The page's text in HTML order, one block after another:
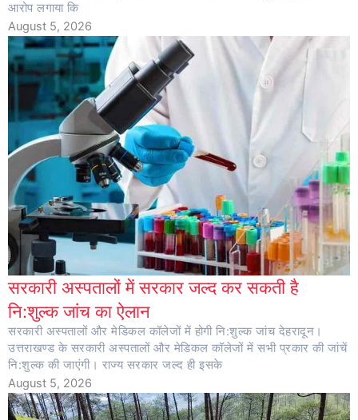
आरोप लगाया कि
August 5, 2026
सरकारी अस्पतालों में सरकार जल्द कर सकती है
नि:शुल्क जांच का ऐलान
सरकारी अस्पतालों और मेडिकल कॉलेजों में होगी नि:शुल्क जांच देहरादून।
उत्तराखण्ड के सरकारी अस्पतालों और मेडिकल कॉलेजों में सभी प्रकार की जांचें
नि:शुल्क की जाएंगी। राज्य सरकार जल्द ही इसके
August 5, 2026